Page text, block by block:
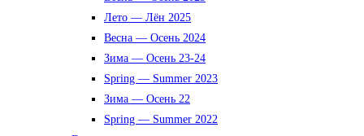
Лето — Лён 2025
Весна — Осень 2024
Зима — Осень 23-24
Spring — Summer 2023
Зима — Осень 22
Spring — Summer 2022